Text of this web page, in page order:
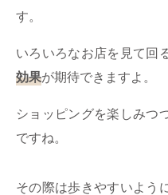
す。
いろいろなお店を見て回
効果が期待できますよ。
ショッピングを楽しみつ
ですね。
その際は歩きやすいよう